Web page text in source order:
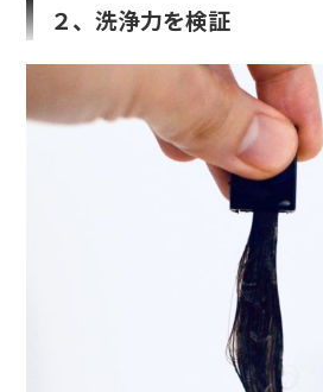
２、洗浄力を検証